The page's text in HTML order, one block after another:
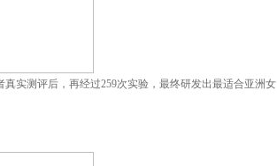
实测评后，再经过259次实验，最终研发出最适合亚洲女